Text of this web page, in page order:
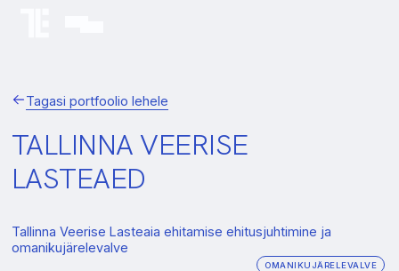
Tagasi portfoolio lehele
TALLINNA VEERISE
LASTEAED
Tallinna Veerise Lasteaia ehitamise ehitusjuhtimine ja
omanikujärelevalve
OMANIKUJÄRELEVALVE